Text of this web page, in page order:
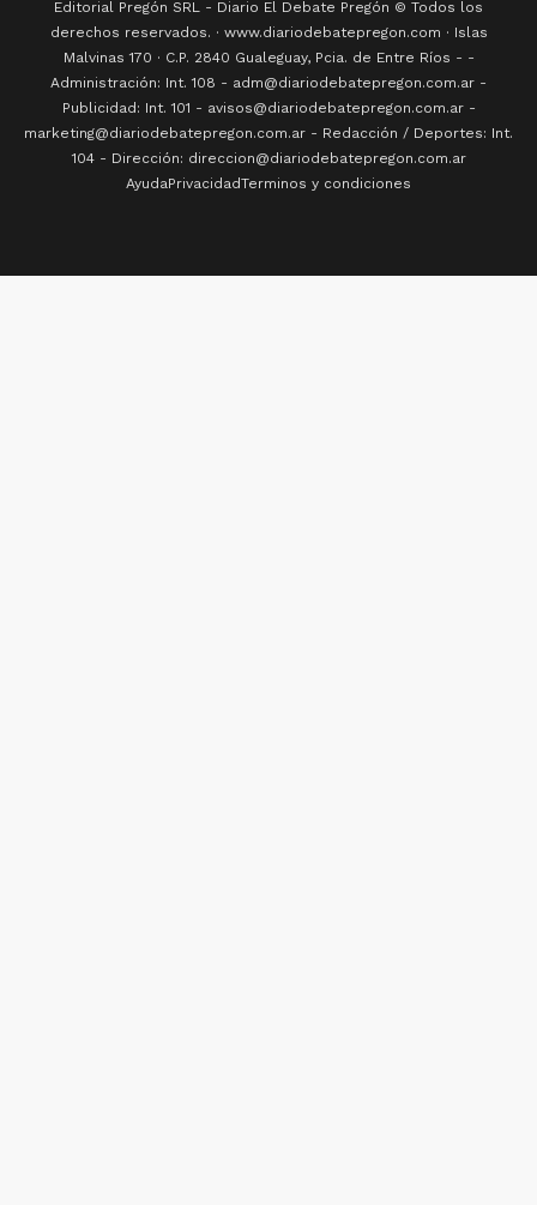
Editorial Pregón SRL - Diario El Debate Pregón © Todos los
derechos reservados. · www.diariodebatepregon.com · Islas
Malvinas 170 · C.P. 2840 Gualeguay, Pcia. de Entre Ríos - -
Administración: Int. 108 - adm@diariodebatepregon.com.ar -
Publicidad: Int. 101 - avisos@diariodebatepregon.com.ar -
marketing@diariodebatepregon.com.ar - Redacción / Deportes: Int.
104 - Dirección: direccion@diariodebatepregon.com.ar
AyudaPrivacidadTerminos y condiciones